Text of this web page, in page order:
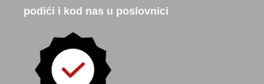
podići i kod nas u poslovnici